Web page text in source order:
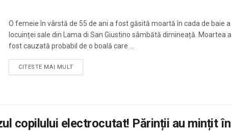
O femeie în vârstă de 55 de ani a fost găsită moartă în cada de baie a
locuinței sale din Lama di San Giustino sâmbătă dimineață. Moartea a
fost cauzată probabil de o boală care ...
CITESTE MAI MULT
copilului electrocutat! Părinții au mințit în